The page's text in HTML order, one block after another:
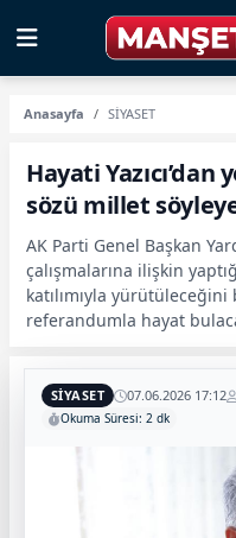
Anasayfa SİYASET
Hayati
sözü millet
AK Parti Genel Başkan
çalışmalarına ilişkin
katılımıyla
referandumla hayat
SİYASET 07.06.2026 17:12
Okuma Süresi: 2 dk